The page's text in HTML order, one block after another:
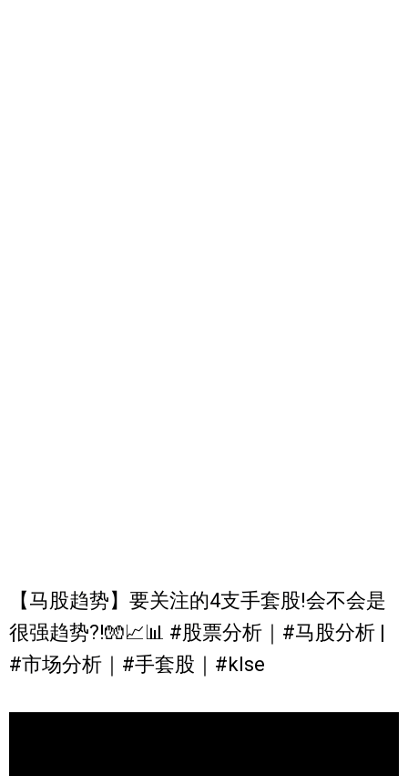
【马股趋势】要关注的4支手套股!会不会是
很强趋势?!🧤📈📊 #股票分析｜#马股分析 |
#市场分析｜#手套股｜#klse